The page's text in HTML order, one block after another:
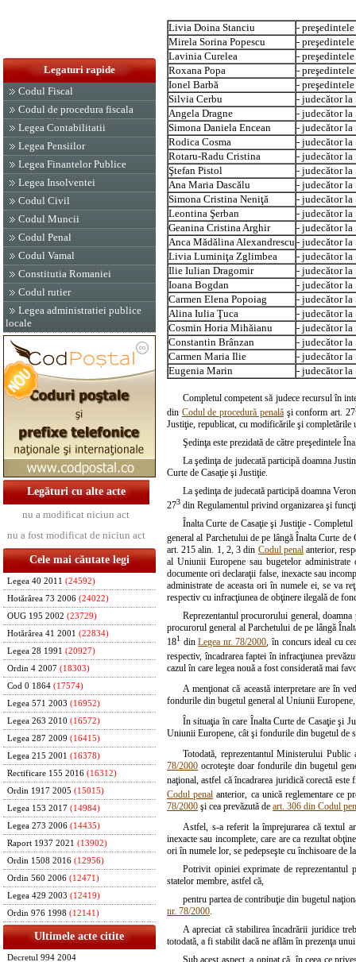
Legaturi rapide
Codul Fiscal
Codul de procedura fiscala
Legea Contabilitatii
Legea Pensiilor
Legea Finantelor Publice
Legea Insolventei
Codul Civil
Codul Muncii
Codul Penal
Codul Vamal
Constitutia Romaniei
Codul rutier
Legea administratiei publice
locale
Legături cu alte acte
nu a modificat niciun act
nu a fost modificat de niciun act
Cele mai căutate legi
Legea 40 2011 (24592)
Hotărârea 73 2006 (24022)
OUG 195 2002 (23729)
Hotărârea 41 2001 (22834)
Legea 28 1991 (20927)
Ordin 4 2007 (18303)
Cod 0 1864 (17574)
Legea 571 2003 (16952)
Legea 263 2010 (16572)
Legea 287 2009 (16415)
Legea 215 2001 (16378)
Rectificare 155 2016 (16312)
Ordin 1917 2005 (15015)
Legea 153 2017 (14984)
Legea 273 2006 (14435)
Raport 1937 2021 (13902)
Ordin 1508 2016 (12956)
Ordin 560 2006 (12471)
Legea 429 2003 (12419)
Ordin 976 1998 (12141)
Ultimele acte citite
Decretul 994 2004
Livia Doina Stanciu
-
Mirela Sorina Popescu
-
Lavinia Curelea
-
Roxana Popa
-
Ionel Barbă
-
Silvia Cerbu
- judecător la
Angela Dragne
- judecător la
Simona Daniela Encean
- judecător la
Rodica Cosma
- judecător la
Rotaru-Radu Cristina
- judecător la
Ştefan Pistol
- judecător la
Ana Maria Dascălu
- judecător la
Simona Cristina Neniţă
- judecător la
Leontina Şerban
- judecător la
Geanina Cristina Arghir
- judecător la
Anca Mădălina Alexandrescu - judecător la
Livia Luminiţa Zglimbea
- judecător la
Ilie Iulian Dragomir
- judecător la
Ioana Bogdan
- judecător la
Carmen Elena Popoiag
- judecător
Alina Iulia Ţuca
- judecător
Cosmin Horia Mihăianu
- judecător la
Constantin Brânzan
- judecător la
Carmen Maria Ilie
- judecător la
Eugenia Marin
- judecător la
Completul competent să judece recursul în
din Codul de procedură penalăşi conform art. 27
Justiţie, republicat, cu modificările şi completările
Şedinţa este prezidată de către preşedintele
La şedinţa de judecată participă doamna
Curte de Casaţie şi Justiţie.
La şedinţa de judecată participă doamna
273 din Regulamentul privind organizarea şi
Înalta Curte de Casaţie şi Justiţie -
general al Parchetului de pe lângă Înalta Curte
art. 215 alin. 1, 2, 3 din Codul penal anterior,
al Uniunii Europene sau bugetelor
documente ori declaraţii false, inexacte sau
administrate de aceasta ori în numele ei, se va
respectiv cu infracţiunea de obţinere ilegală de
Reprezentantul procurorului general,
procurorul general al Parchetului de pe lângă
181 dinLegea nr. 78/2000, în concurs ideal cu
respectiv, încadrarea faptei în infracţiunea
cazul în care legea nouă a fost considerată mai
A menţionat că această interpretare are în
fondurile din bugetul general al Uniunii
În situaţia în care Înalta Curte de Casaţie şi
Uniunii Europene, cât şi fondurile din bugetul de
Totodată, reprezentantul Ministerului
78/2000 ocroteşte doar fondurile din bugetul
naţional, astfel că încadrarea juridică corectă
Codul penal anterior, ca unică reglementare ce
78/2000 şi cea prevăzută de art. 306 din Codul
Astfel, s-a referit la împrejurarea că textul
inexacte sau incomplete, care are ca rezultat
ori în numele lor, se pedepseşte cu închisoare de
Potrivit opiniei exprimate de reprezentantul
statelor membre, astfel că,
pentru partea de contribuţie din bugetul
nr. 78/2000.
A apreciat că stabilirea încadrării juridice
totodată, a fi stabilit dacă ne aflăm în prezenţa